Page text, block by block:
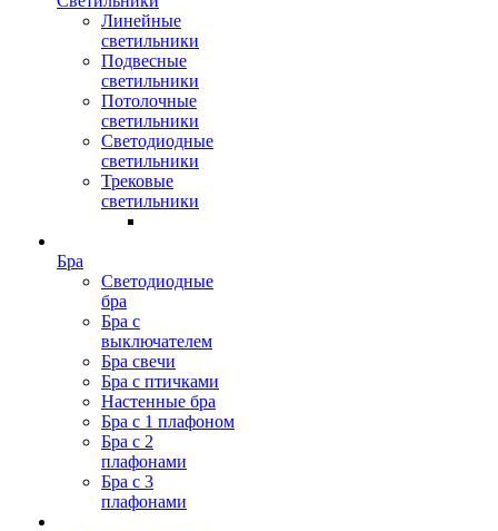
Линейные
светильники
Подвесные
светильники
Потолочные
светильники
Светодиодные
светильники
Трековые
светильники
Бра
Светодиодные
бра
Бра с
выключателем
Бра свечи
Бра с птичками
Настенные бра
Бра с 1 плафоном
Бра с 2
плафонами
Бра с 3
плафонами